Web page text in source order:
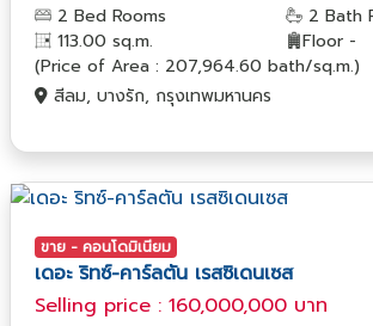
2 Bed Rooms
2 Bath
113.00 sq.m.
Floor -
(Price of Area : 207,964.60 bath/sq.m.)
สีลม, บางรัก, กรุงเทพมหานคร
ขาย - คอนโดมิเนียม
เดอะ ริทซ์-คาร์ลตัน เรสซิเดนเซส
Selling price : 160,000,000 บาท